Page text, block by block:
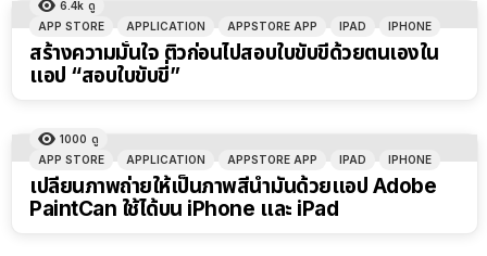
6.4k ดู
APP STORE
APPLICATION APPSTORE APP IPAD IPHONE
สร้างความมั่นใจ ติวก่อนไปสอบใบขับขี่ด้วยตนเองใน
แอป “สอบใบขับขี่”
1000 ดู
APP STORE
APPLICATION APPSTORE APP IPAD IPHONE
เปลี่ยนภาพถ่ายให้เป็นภาพสีน้ำมันด้วยแอป Adobe
PaintCan ใช้ได้บน iPhone และ iPad